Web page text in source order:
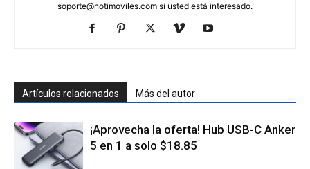
soporte@notimoviles.com si usted está interesado.
Artículos relacionados Más del autor
¡Aprovecha la oferta! Hub USB-C Anker
5 en 1 a solo $18.85